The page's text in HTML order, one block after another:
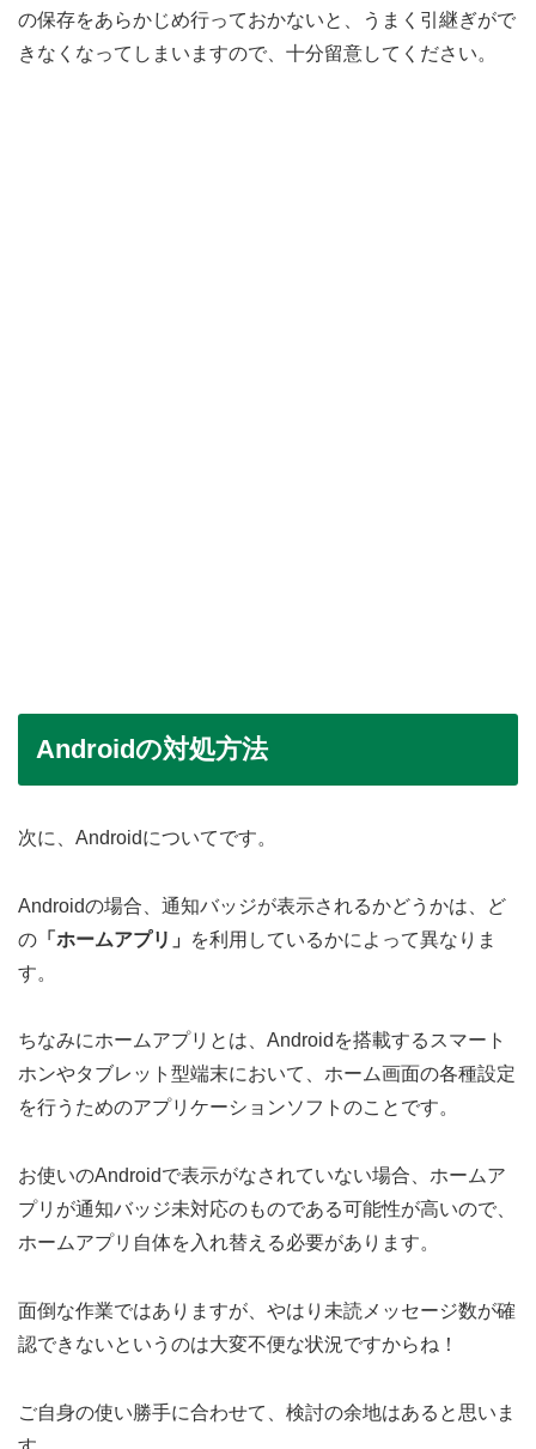
の保存をあらかじめ行っておかないと、うまく引継ぎがで
きなくなってしまいますので、十分留意してください。
Androidの対処方法
次に、Androidについてです。
Androidの場合、通知バッジが表示されるかどうかは、ど
の 「ホームアプリ」
を利用しているかによって異なりま
す。
ちなみにホームアプリとは、Androidを搭載するスマート
ホンやタブレット型端末において、ホーム画面の各種設定
を行うためのアプリケーションソフトのことです。
お使いのAndroidで表示がなされていない場合、ホームア
プリが通知バッジ未対応のものである可能性が高いので、
ホームアプリ自体を入れ替える必要があります。
面倒な作業ではありますが、やはり未読メッセージ数が確
認できないというのは大変不便な状況ですからね！
ご自身の使い勝手に合わせて、検討の余地はあると思いま